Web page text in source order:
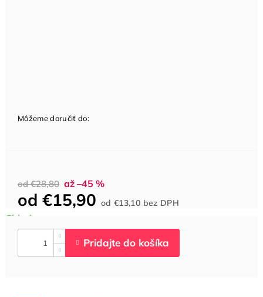
od €28,80 až –45 %
od €15,90 od€13,10 bez DPHcena:
Môžeme doručiť do: